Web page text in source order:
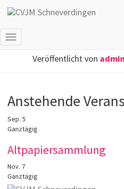
Navigation
umschaltenVeröffentlicht von admin
Anstehende
Sep. 5
Ganztägig
Altpapiersammlung
Nov. 7
Ganztägig